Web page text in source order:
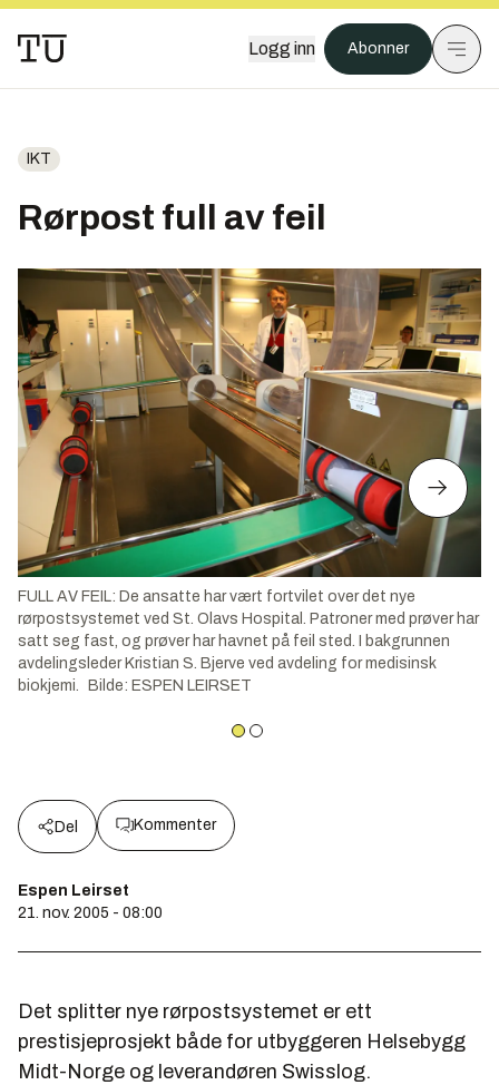
Logg inn Abonner
IKT
Rørpost full av feil
FULL AV FEIL: De ansatte har vært fortvilet over det nye
rørpostsystemet ved St. Olavs Hospital. Patroner med prøver har
satt seg fast, og prøver har havnet på feil sted. I bakgrunnen
avdelingsleder Kristian S. Bjerve ved avdeling for medisinsk
biokjemi.
Bilde: ESPEN LEIRSET
Del Kommenter
Espen Leirset
21. nov. 2005 - 08:00
Det splitter nye rørpostsystemet er ett
prestisjeprosjekt både for utbyggeren Helsebygg
Midt-Norge og leverandøren Swisslog.